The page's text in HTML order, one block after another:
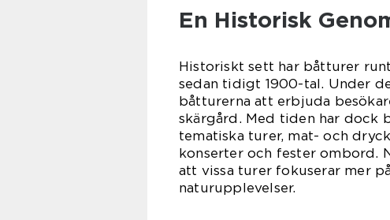
En Historisk
Historiskt sett har båtturer
sedan tidigt 1900-tal. Under
båtturerna att erbjuda
skärgård. Med tiden har dock
tematiska turer, mat- och
konserter och fester ombord.
att vissa turer fokuserar mer
naturupplevelser.